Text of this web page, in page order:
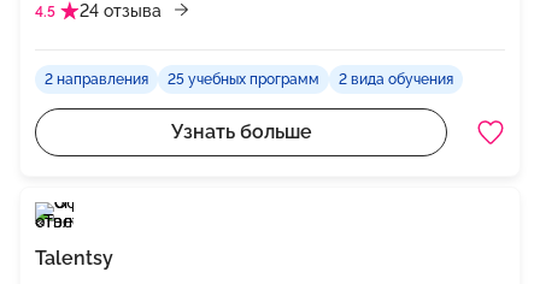
4.5 24 отзыва
2 направления 25 учебных программ 2 вида обучения
Узнать больше
Talentsy